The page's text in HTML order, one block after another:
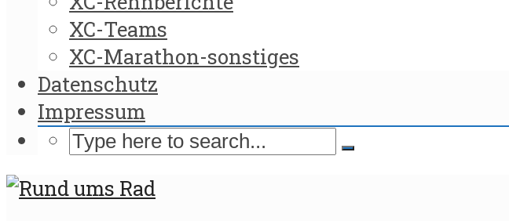
XC-Teams
XC-Marathon-sonstiges
Datenschutz
Impressum